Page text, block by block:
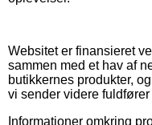
Websitet er finansieret
sammen med et hav af
butikkernes produkter,
vi sender videre fuldfører
Informationer omkring